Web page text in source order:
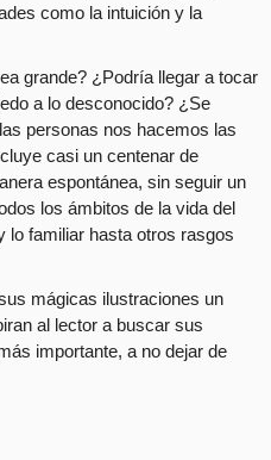
como la intuición y la
grande? ¿Podría llegar a tocar
a lo desconocido? ¿Se
personas nos hacemos las
casi un centenar de
espontánea, sin seguir un
los ámbitos de la vida del
lo familiar hasta otros rasgos
mágicas ilustraciones un
al lector a buscar sus
importante, a no dejar de